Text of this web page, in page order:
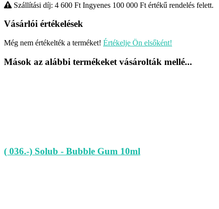
Szállítási díj: 4 600 Ft Ingyenes 100 000 Ft értékű rendelés felett.
Vásárlói értékelések
Még nem értékelték a terméket! Értékelje Ön elsőként!
Mások az alábbi termékeket vásárolták mellé...
( 036.-) Solub - Bubble Gum 10ml